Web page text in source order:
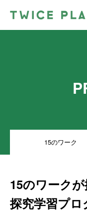
FEATURE
15のワーク
15のワークが
探究学習プロ